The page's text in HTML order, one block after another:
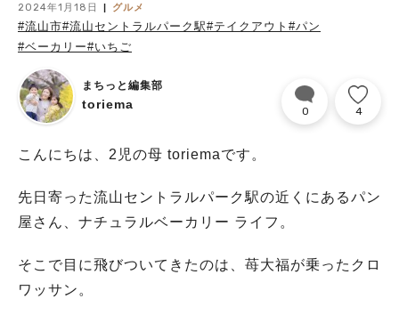
2024年1月18日 グルメ
#流山市#流山セントラルパーク駅#テイクアウト #パン
#ベーカリー#いちご
まちっと編集部
toriema 0 4
こんにちは、2児の母 toriemaです。
先日寄った流山セントラルパーク駅の近くにあるパン
屋さん、ナチュラルベーカリー ライフ。
そこで目に飛びついてきたのは、苺大福が乗ったクロ
ワッサン。